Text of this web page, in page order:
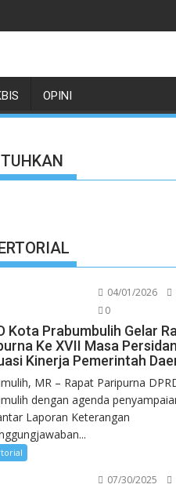
PROGRAM
Kepala Desa di
OPINI
04/01/2026
0
Kota Prabumbulih Gelar
Ke XVII Masa
Kinerja Pemerintah
MR – Rapat Paripurna
dengan agenda
Laporan Keterangan
07/30/2025